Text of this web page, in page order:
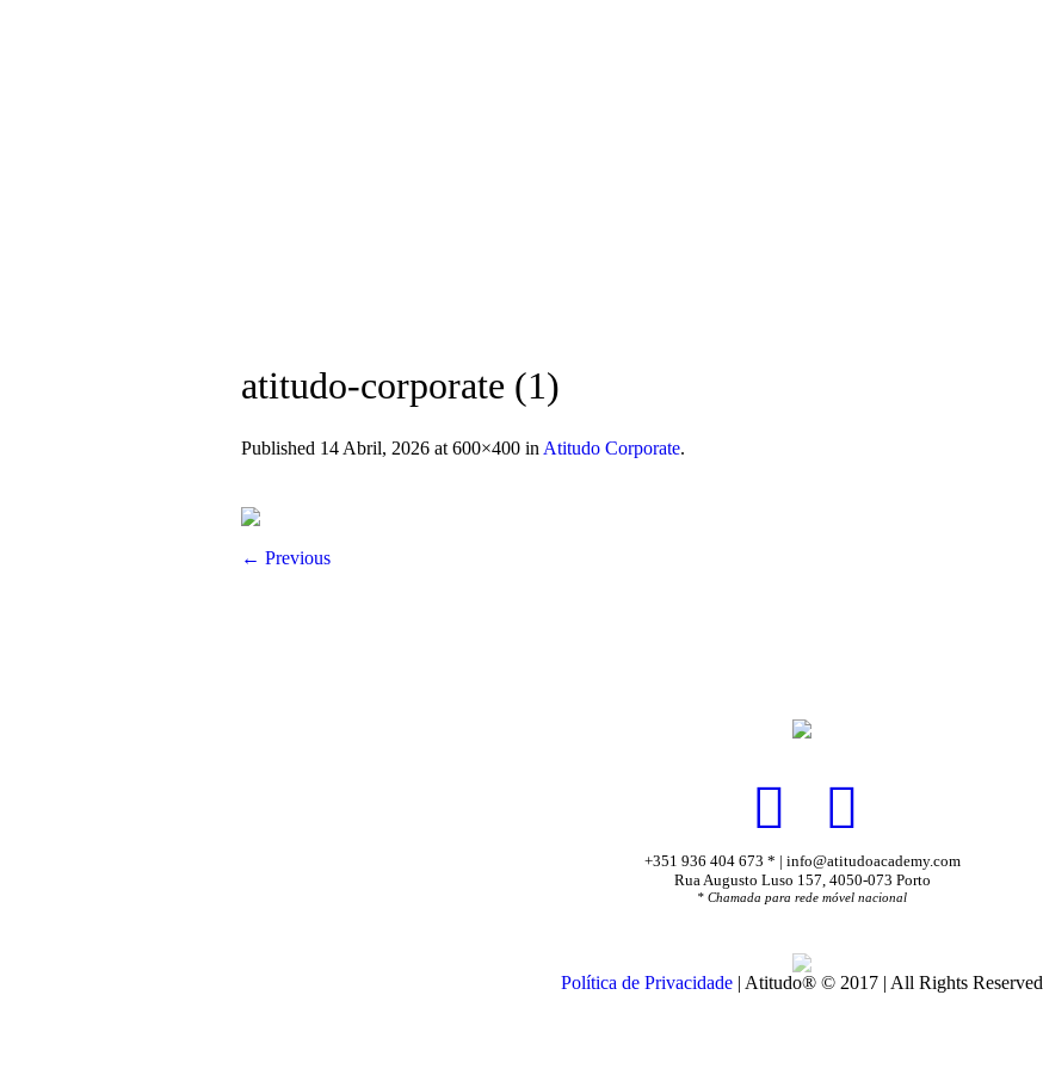
atitudo-corporate (1)
Published 14 Abril, 2026 at 600×400 in Atitudo Corporate.
← Previous
+351 936 404 673 * | info@atitudoacademy.com
Rua Augusto Luso 157, 4050-073 Porto
* Chamada para rede móvel nacional
Política de Privacidade | Atitudo® © 2017 | All Rights Reserved